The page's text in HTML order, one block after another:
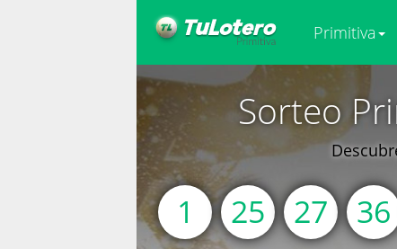
Primitiva
Sorteo
1 25 27 36